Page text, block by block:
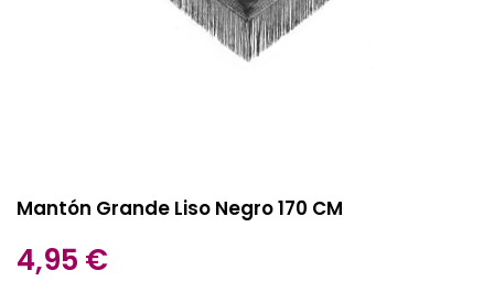
Mantón Grande Liso Negro 170 CM
4,95 €